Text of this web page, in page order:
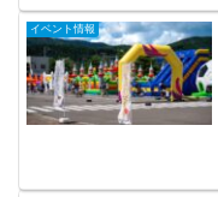
イベント情報